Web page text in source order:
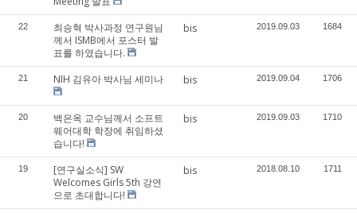
22
최승혁 박사과정 연구원님
께서 ISMB에서 포스터 발
표를 하였습니다.
bis 2019.09.03 1684
21 NIH 김유아 박사님 세미나 bis 2019.09.04 1706
20
백은옥 교수님께서 소프트
웨어대학 학장에 취임하셨
습니다!
bis 2019.09.03 1710
19
[연구실소식] SW
Welcomes Girls 5th 강연
으로 초대합니다!
bis 2018.08.10 1711